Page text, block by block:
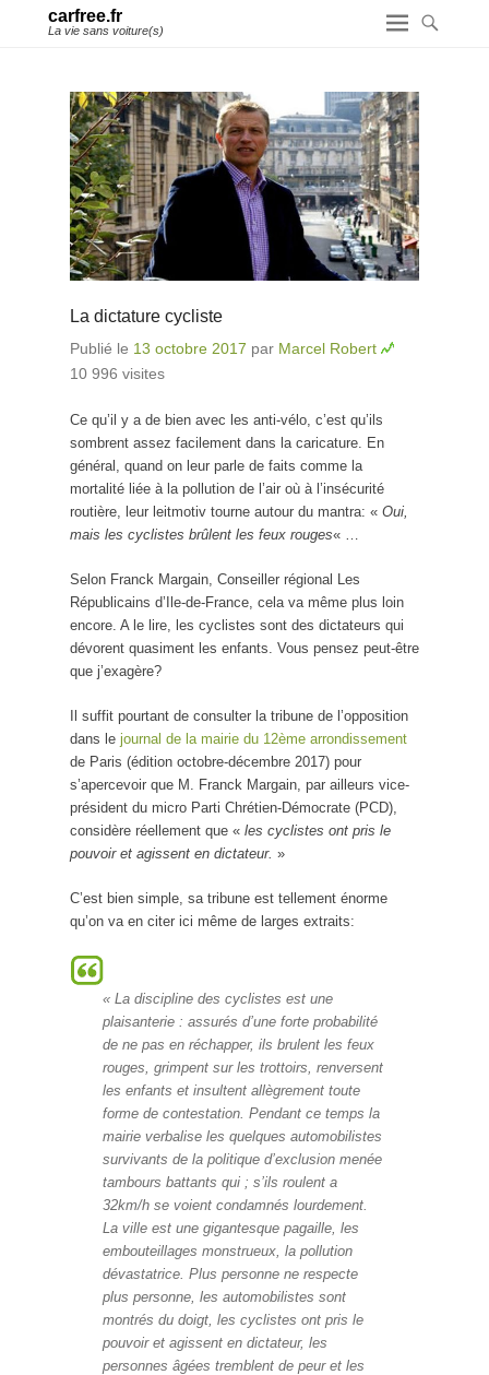
carfree.fr
La vie sans voiture(s)
La dictature cycliste
Publié le 13 octobre 2017 par Marcel Robert
10 996 visites
Ce qu’il y a de bien avec les anti-vélo, c’est qu’ils
sombrent assez facilement dans la caricature. En
général, quand on leur parle de faits comme la
mortalité liée à la pollution de l’air où à l’insécurité
routière, leur leitmotiv tourne autour du mantra: « Oui,
mais les cyclistes brûlent les feux rouges« …
Selon Franck Margain, Conseiller régional Les
Républicains d’Ile-de-France, cela va même plus loin
encore. A le lire, les cyclistes sont des dictateurs qui
dévorent quasiment les enfants. Vous pensez peut-être
que j’exagère?
Il suffit pourtant de consulter la tribune de l’opposition
dans le journal de la mairie du 12ème arrondissement
de Paris (édition octobre-décembre 2017) pour
s’apercevoir que M. Franck Margain, par ailleurs vice-
président du micro Parti Chrétien-Démocrate (PCD),
considère réellement que « les cyclistes ont pris le
pouvoir et agissent en dictateur. »
C’est bien simple, sa tribune est tellement énorme
qu’on va en citer ici même de larges extraits:
« La discipline des cyclistes est une
plaisanterie : assurés d’une forte probabilité
de ne pas en réchapper, ils brulent les feux
rouges, grimpent sur les trottoirs, renversent
les enfants et insultent allègrement toute
forme de contestation. Pendant ce temps la
mairie verbalise les quelques automobilistes
survivants de la politique d’exclusion menée
tambours battants qui ; s’ils roulent a
32km/h se voient condamnés lourdement.
La ville est une gigantesque pagaille, les
embouteillages monstrueux, la pollution
dévastatrice. Plus personne ne respecte
plus personne, les automobilistes sont
montrés du doigt, les cyclistes ont pris le
pouvoir et agissent en dictateur, les
personnes âgées tremblent de peur et les